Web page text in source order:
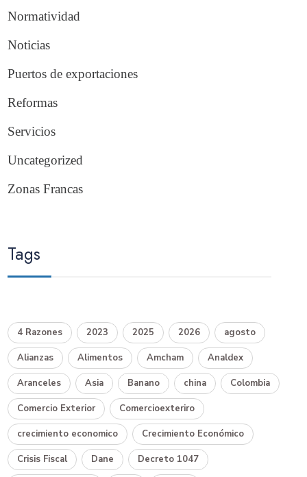
Normatividad
Noticias
Puertos de exportaciones
Reformas
Servicios
Uncategorized
Zonas Francas
Tags
4 Razones 2023 2025 2026 agosto
Alianzas Alimentos Amcham Analdex
Aranceles Asia Banano china Colombia
Comercio Exterior Comercioexteriro
crecimiento economico Crecimiento Económico
Crisis Fiscal Dane Decreto 1047